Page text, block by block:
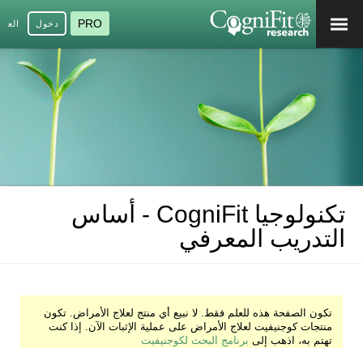
PRO دخول
تكنولوجيا CogniFit - أساس
التدريب المعرفي
تكون الصفحة هذه للعلم فقط. لا نبيع أي منتج لعلاج الأمراض. تكون
منتجات كوجنيفيت لعلاج الأمراض على عملية الإثبات الآن. إذا كنت
تهتم به، اذهب إلى برنامج البحث لكوجنيفيت